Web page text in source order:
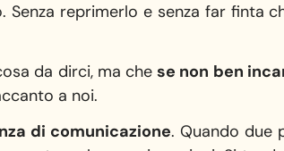
reprimerlo e senza far finta
da dirci, ma chese non ben
a noi.
di comunicazione. Quando due